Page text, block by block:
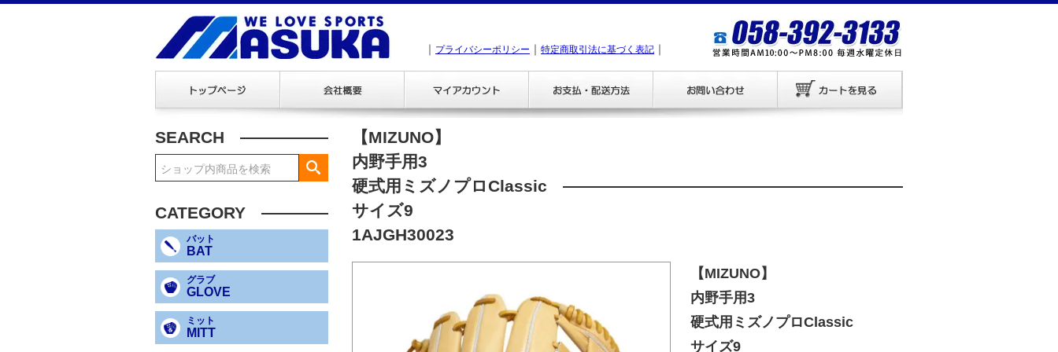
｜ プライバシーポリシー ｜ 特定商取引法に基づく表記 ｜
【MIZUNO】
内野手用3
硬式用ミズノプロClassic
サイズ9
1AJGH30023
【MIZUNO】
内野手用3
硬式用ミズノプロClassic
サイズ9
SEARCH
CATEGORY
バット
BAT
グラブ
GLOVE
ミット
MITT